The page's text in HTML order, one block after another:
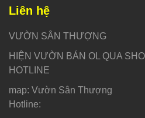
Liên hệ
VƯỜN SÂN THƯỢNG
HIỆN VƯỜN BÁN OL QUA
HOTLINE
map: Vườn Sân Thượng
Hotline: